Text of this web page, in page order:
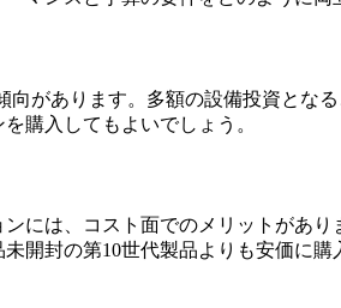
があります。多額の設備投資とな
購入してもよいでしょう。
には、コスト面でのメリットがあ
開封の第10世代製品よりも安価に